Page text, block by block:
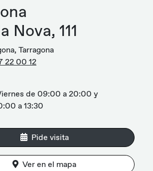
Nova, 111
Tarragona
22 00 12
de 09:00 a 20:00 y
a 13:30
Pide visita
Ver en el mapa